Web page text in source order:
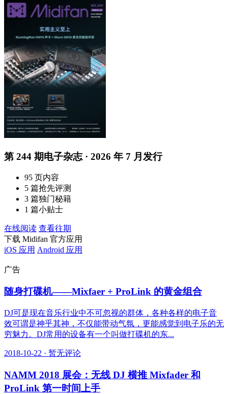
第 244 期电子杂志 · 2026 年 7 月发行
95 页内容
5 篇抢先评测
3 篇独门秘籍
1 篇小贴士
在线阅读 查看往期
下载 Midifan 官方应用
iOS 应用 Android 应用
广告
随身打碟机——Mixfaer + ProLink 的黄金组合
DJ可是现在音乐行业中不可忽视的群体，各种各样的电子音
效可谓是神乎其神，不仅能带动气氛，更能感觉到电子乐的无
穷魅力。DJ常用的设备有一个叫做打碟机的东...
2018-10-22 · 暂无评论
NAMM 2018 展会：无线 DJ 横推 Mixfader 和
ProLink 第一时间上手